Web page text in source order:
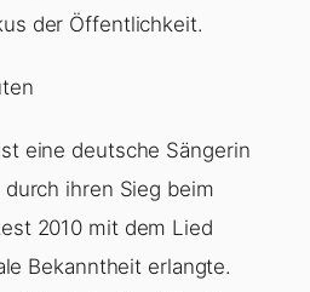
der Öffentlichkeit.
eine deutsche Sängerin
ihren Sieg beim
2010 mit dem Lied
Bekanntheit erlangte.